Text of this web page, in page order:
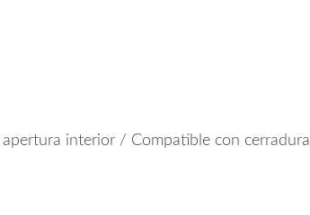
interior / Compatible con cerradura